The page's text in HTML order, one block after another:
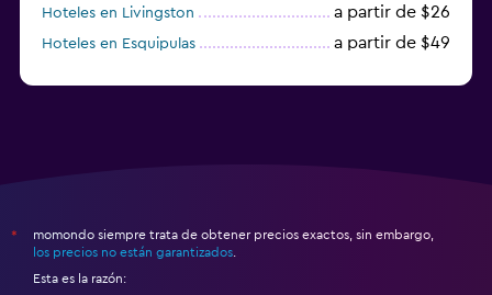
Hoteles en Livingston a partir de $26
Hoteles en Esquipulas a partir de $49
*
momondo siempre trata de obtener precios exactos, sin embargo,
los precios no están garantizados
Esta es la razón: